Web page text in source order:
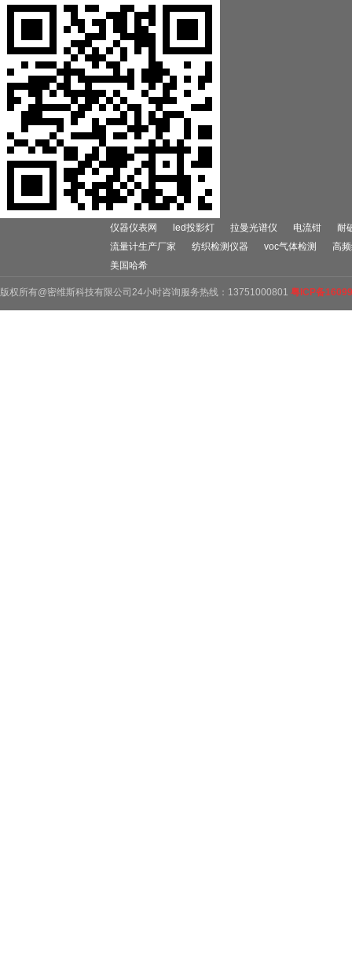
仪器仪表网 led投影灯 拉曼光谱仪 电流钳
耐
流量计生产厂家
纺织检测仪器 voc气体检测
高
美国哈希
版权所有@密维斯科技有限公司24小时咨询服务热线：13751000801 粤ICP备